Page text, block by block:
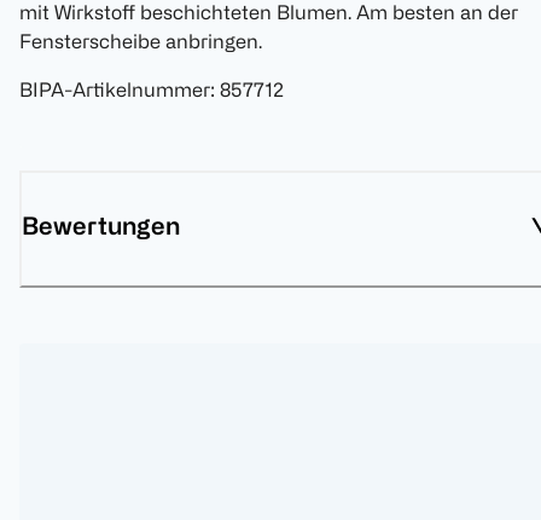
mit Wirkstoff beschichteten Blumen. Am besten an der
Fensterscheibe anbringen.
BIPA-Artikelnummer: 857712
Bewertungen